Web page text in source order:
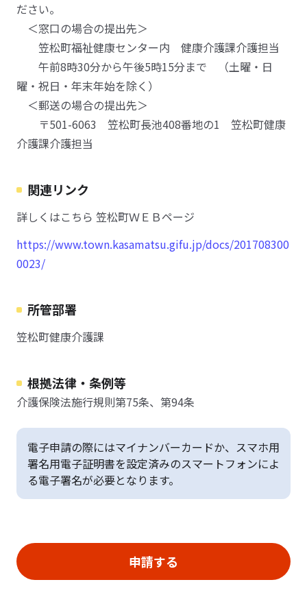
ださい。
＜窓口の場合の提出先＞
笠松町福祉健康センター内 健康介護課介護担当
午前8時30分から午後5時15分まで （土曜・日
曜・祝日・年末年始を除く）
＜郵送の場合の提出先＞
〒501-6063 笠松町長池408番地の1 笠松町健康
介護課介護担当
関連リンク
詳しくはこちら 笠松町ＷＥＢページ
https://www.town.kasamatsu.gifu.jp/docs/201708300
0023/
所管部署
笠松町健康介護課
根拠法律・条例等
介護保険法施行規則第75条、第94条
電子申請の際にはマイナンバーカードか、スマホ用
署名用電子証明書を設定済みのスマートフォンによ
る電子署名が必要となります。